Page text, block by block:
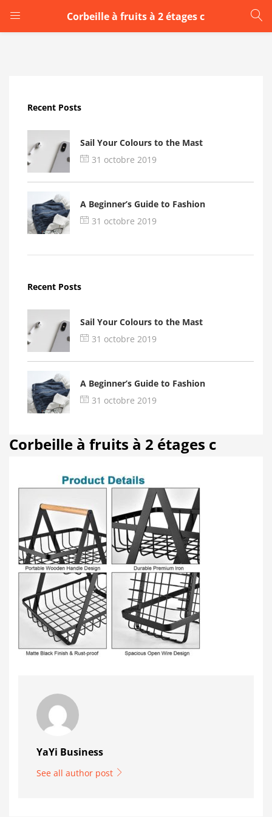
Corbeille à fruits à 2 étages c
LOGIN
Remember me
Login
Recent Posts
Sail Your Colours to the Mast
31 octobre 2019
A Beginner’s Guide to Fashion
31 octobre 2019
Recent Posts
Sail Your Colours to the Mast
31 octobre 2019
A Beginner’s Guide to Fashion
31 octobre 2019
Corbeille à fruits à 2 étages c
YaYi Business
See all author post